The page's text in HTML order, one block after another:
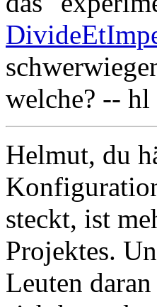
welche? -- hl
Helmut, du
steckt, ist
Projektes.
Leuten